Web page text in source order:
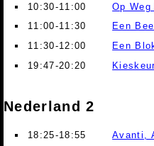
10:30-11:00
Op
11:00-11:30
Een
11:30-12:00
Een
19:47-20:20
Nederland 2
18:25-18:55 Avanti,